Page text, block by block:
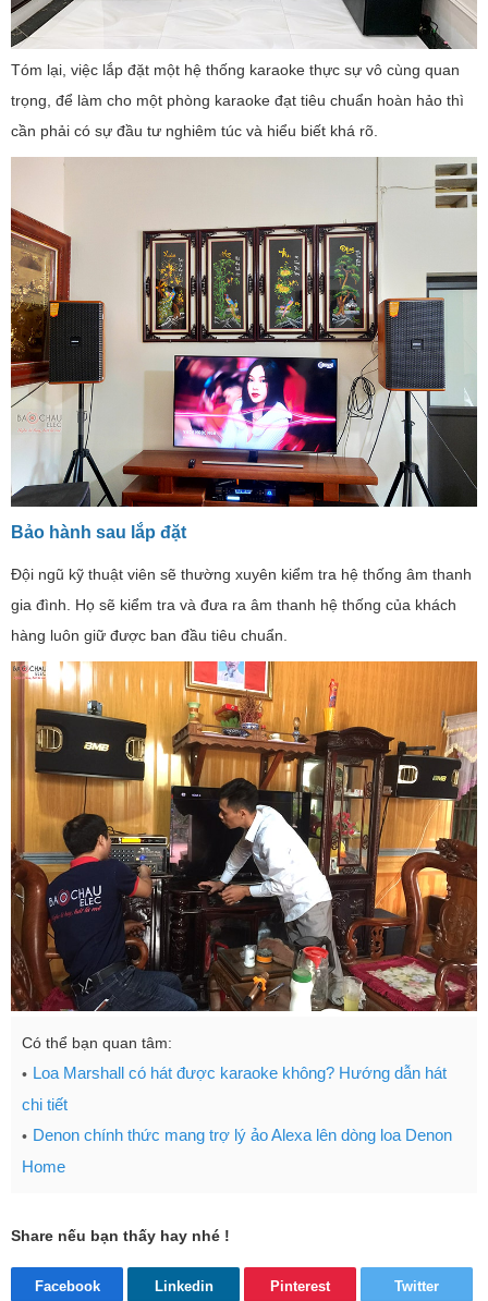
Tóm lại, việc lắp đặt một hệ thống karaoke thực sự vô cùng quan
trọng, để làm cho một phòng karaoke đạt tiêu chuẩn hoàn hảo thì
cần phải có sự đầu tư nghiêm túc và hiểu biết khá rõ.
Bảo hành sau lắp đặt
Đội ngũ kỹ thuật viên sẽ thường xuyên kiểm tra hệ thống âm thanh
gia đình. Họ sẽ kiểm tra và đưa ra âm thanh hệ thống của khách
hàng luôn giữ được ban đầu tiêu chuẩn.
Có thể bạn quan tâm:
Loa Marshall có hát được karaoke không? Hướng dẫn hát
chi tiết
Denon chính thức mang trợ lý ảo Alexa lên dòng loa Denon
Home
Share nếu bạn thấy hay nhé !
Facebook Linkedin Pinterest Twitter